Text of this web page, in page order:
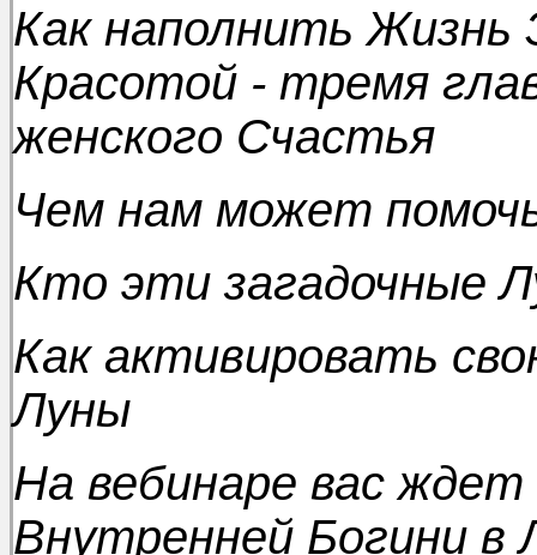
Как наполнить
Красотой - тремя
женского Счастья
Чем нам может
Кто эти загадочные
Как активировать
Луны
На вебинаре вас
Внутренней Богини в